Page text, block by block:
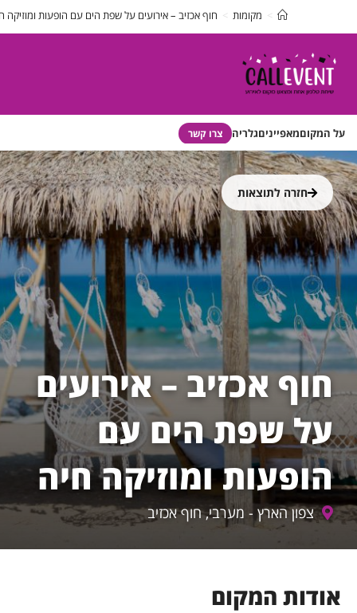
> מקומות > חוף אכזיב – אירועים על שפת הים עם הופעות ומוזיקה חיה
המקוםמאפייניםגלריה צרו קשר
חזרה לתוצאות
חוף אכזיב – אירועים
על שפת הים עם
הופעות ומוזיקה חיה
צפון הארץ - מערבי, חוף אכזיב
המקום